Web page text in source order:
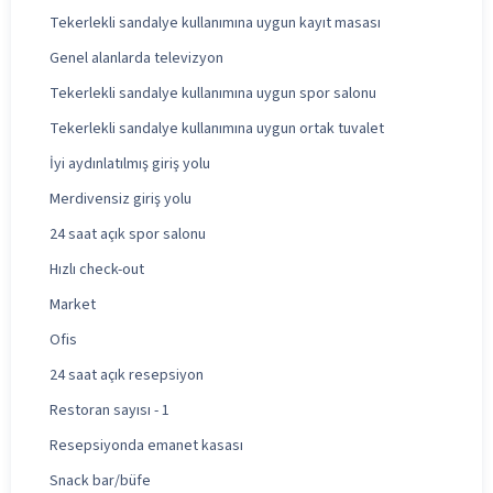
Tekerlekli sandalye kullanımına uygun kayıt masası
Genel alanlarda televizyon
Tekerlekli sandalye kullanımına uygun spor salonu
Tekerlekli sandalye kullanımına uygun ortak tuvalet
İyi aydınlatılmış giriş yolu
Merdivensiz giriş yolu
24 saat açık spor salonu
Hızlı check-out
Market
Ofis
24 saat açık resepsiyon
Restoran sayısı - 1
Resepsiyonda emanet kasası
Snack bar/büfe